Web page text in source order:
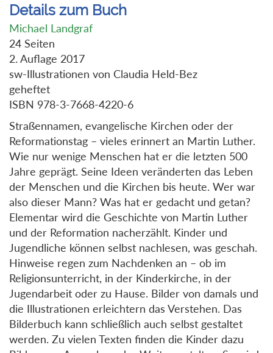
Details zum Buch
Michael Landgraf
24 Seiten
2. Auflage 2017
sw-Illustrationen von Claudia Held-Bez
geheftet
ISBN 978-3-7668-4220-6
Straßennamen, evangelische Kirchen oder der
Reformationstag – vieles erinnert an Martin Luther.
Wie nur wenige Menschen hat er die letzten 500
Jahre geprägt. Seine Ideen veränderten das Leben
der Menschen und die Kirchen bis heute. Wer war
also dieser Mann? Was hat er gedacht und getan?
Elementar wird die Geschichte von Martin Luther
und der Reformation nacherzählt. Kinder und
Jugendliche können selbst nachlesen, was geschah.
Hinweise regen zum Nachdenken an – ob im
Religionsunterricht, in der Kinderkirche, in der
Jugendarbeit oder zu Hause. Bilder von damals und
die Illustrationen erleichtern das Verstehen. Das
Bilderbuch kann schließlich auch selbst gestaltet
werden. Zu vielen Texten finden die Kinder dazu